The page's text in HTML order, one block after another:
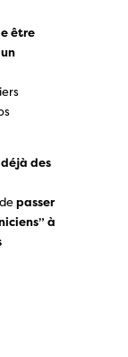
être
des
passer
à